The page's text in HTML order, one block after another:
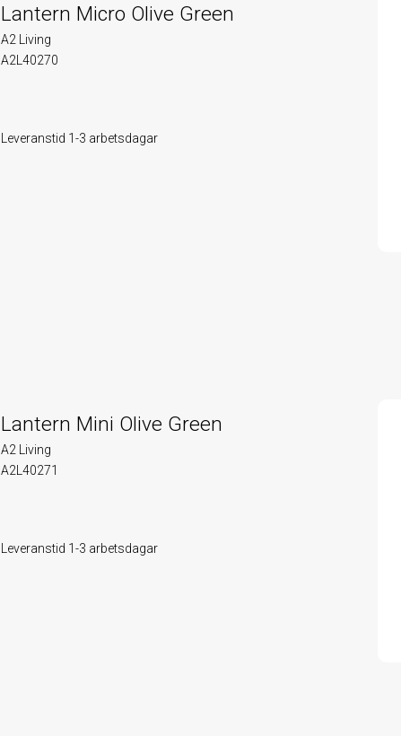
Lantern Micro Olive Green
A2 Living
A2L40270
Leveranstid 1-3 arbetsdagar
Lantern Mini Olive Green
A2 Living
A2L40271
Leveranstid 1-3 arbetsdagar